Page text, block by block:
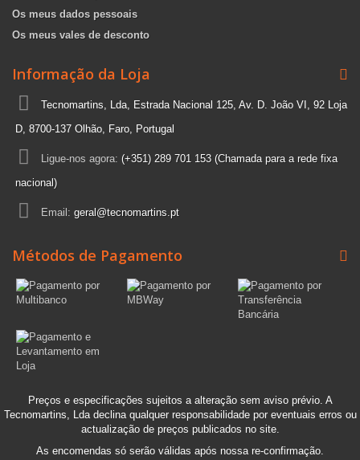
Os meus dados pessoais
Os meus vales de desconto
Informação da Loja
Tecnomartins, Lda, Estrada Nacional 125, Av. D. João VI, 92 Loja
D, 8700-137 Olhão, Faro, Portugal
Ligue-nos agora: (+351) 289 701 153 (Chamada para a rede fixa
nacional)
Email: geral@tecnomartins.pt
Métodos de Pagamento
Preços e especificações sujeitos a alteração sem aviso prévio. A
Tecnomartins, Lda declina qualquer responsabilidade por eventuais erros ou
actualização de preços publicados no site.
As encomendas só serão válidas após nossa re-confirmação.